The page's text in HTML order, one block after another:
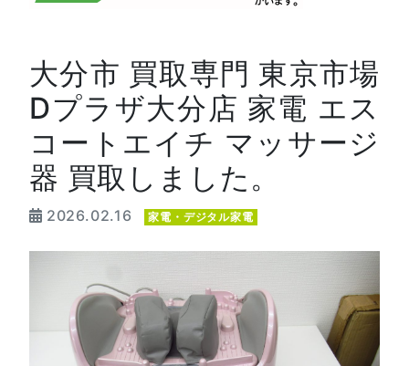
大分市 買取専門 東京市場
Dプラザ大分店 家電 エス
コートエイチ マッサージ
器 買取しました。
2026.02.16 家電・デジタル家電